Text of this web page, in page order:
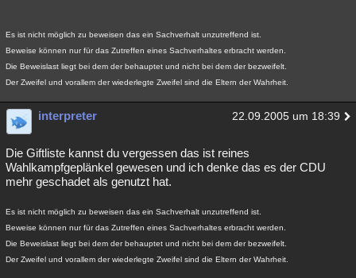
Es ist nicht möglich zu beweisen das ein Sachverhalt unzutreffend ist.
Beweise können nur für das Zutreffen eines Sachverhaltes erbracht werden.
Die Beweislast liegt bei dem der behauptet und nicht bei dem der bezweifelt.
Der Zweifel und vorallem der wiederlegte Zweifel sind die Eltern der Wahrheit.
interpreter 22.09.2005 um 18:39
Die Giftliste kannst du vergessen das ist reines
Wahlkampfgeplänkel gewesen und ich denke das es der CDU
mehr geschadet als genutzt hat.
Es ist nicht möglich zu beweisen das ein Sachverhalt unzutreffend ist.
Beweise können nur für das Zutreffen eines Sachverhaltes erbracht werden.
Die Beweislast liegt bei dem der behauptet und nicht bei dem der bezweifelt.
Der Zweifel und vorallem der wiederlegte Zweifel sind die Eltern der Wahrheit.